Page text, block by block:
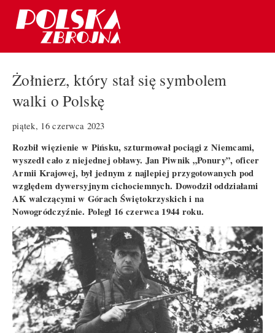
Żołnierz, który stał się symbolem
walki o Polskę
piątek, 16 czerwca 2023
Rozbił więzienie w Pińsku, szturmował pociągi z Niemcami,
wyszedł cało z niejednej obławy. Jan Piwnik „Ponury”, oficer
Armii Krajowej, był jednym z najlepiej przygotowanych pod
względem dywersyjnym cichociemnych. Dowodził oddziałami
AK walczącymi w Górach Świętokrzyskich i na
Nowogródczyźnie. Poległ 16 czerwca 1944 roku.